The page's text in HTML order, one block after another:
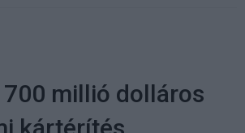
millió dolláros